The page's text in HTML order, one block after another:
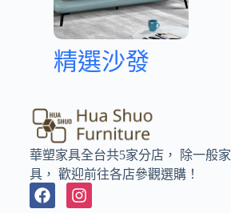
精選沙發
華塑家具全台共5家分店， 除一般
具， 歡迎前往各店參觀選購！